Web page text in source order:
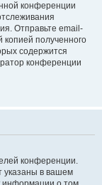
конференции
Отправьте email-
полученного
содержится
конференции
конференции.
указаны в вашем